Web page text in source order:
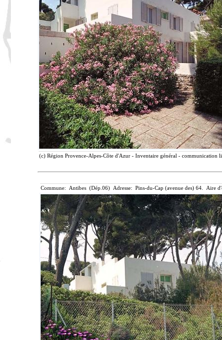
(c) Région Provence-Alpes-Côte d'Azur - Inventaire général - communication
Commune: Antibes (Dép.06) Adresse: Pins-du-Cap (avenue des) 64. Aire